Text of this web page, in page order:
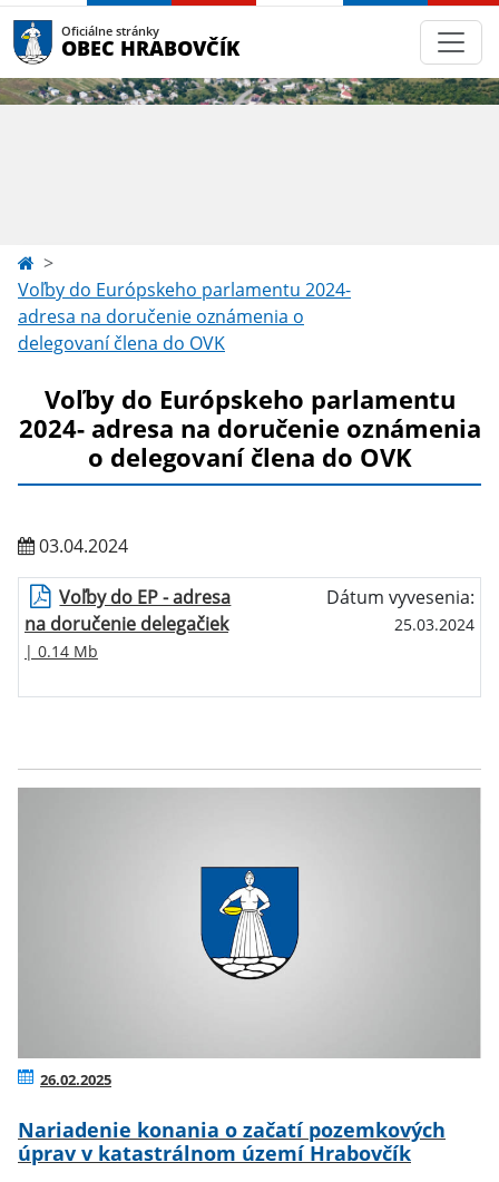
Oficiálne stránky
OBEC HRABOVČÍK
Voľby do Európskeho parlamentu 2024-
adresa na doručenie oznámenia o
delegovaní člena do OVK
Voľby do Európskeho parlamentu
2024- adresa na doručenie oznámenia
o delegovaní člena do OVK
03.04.2024
Voľby do EP - adresa
na doručenie delegačiek
| 0.14 Mb
Dátum vyvesenia:
25.03.2024
26.02.2025
Nariadenie konania o začatí pozemkových
úprav v katastrálnom území Hrabovčík